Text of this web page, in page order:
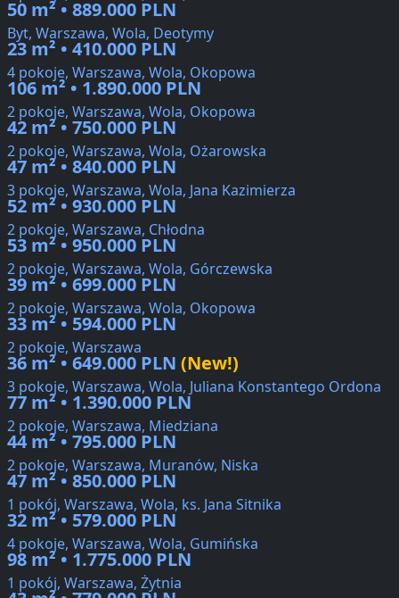
50 m² • 889.000 PLN
Byt, Warszawa, Wola, Deotymy
23 m² • 410.000 PLN
4 pokoje, Warszawa, Wola, Okopowa
106 m² • 1.890.000 PLN
2 pokoje, Warszawa, Wola, Okopowa
42 m² • 750.000 PLN
2 pokoje, Warszawa, Wola, Ożarowska
47 m² • 840.000 PLN
3 pokoje, Warszawa, Wola, Jana Kazimierza
52 m² • 930.000 PLN
2 pokoje, Warszawa, Chłodna
53 m² • 950.000 PLN
2 pokoje, Warszawa, Wola, Górczewska
39 m² • 699.000 PLN
2 pokoje, Warszawa, Wola, Okopowa
33 m² • 594.000 PLN
2 pokoje, Warszawa
36 m² • 649.000 PLN (New!)
3 pokoje, Warszawa, Wola, Juliana Konstantego Ordona
77 m² • 1.390.000 PLN
2 pokoje, Warszawa, Miedziana
44 m² • 795.000 PLN
2 pokoje, Warszawa, Muranów, Niska
47 m² • 850.000 PLN
1 pokój, Warszawa, Wola, ks. Jana Sitnika
32 m² • 579.000 PLN
4 pokoje, Warszawa, Wola, Gumińska
98 m² • 1.775.000 PLN
1 pokój, Warszawa, Żytnia